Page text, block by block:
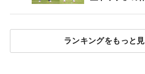
ランキングをもっと